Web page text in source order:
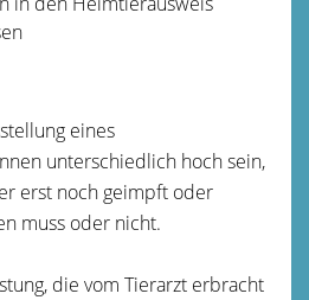
eines
unterschiedlich hoch sein,
erst noch geimpft oder
muss oder nicht.
die vom Tierarzt erbracht